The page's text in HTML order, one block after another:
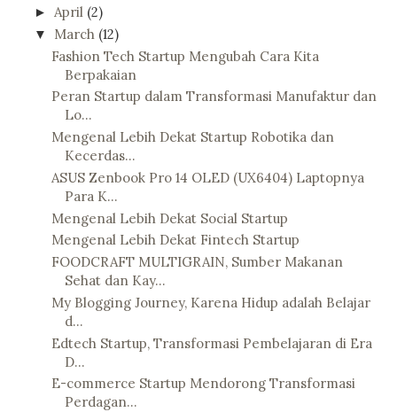
► April (2)
▼ March (12)
Fashion Tech Startup Mengubah Cara Kita
Berpakaian
Peran Startup dalam Transformasi Manufaktur dan
Lo...
Mengenal Lebih Dekat Startup Robotika dan
Kecerdas...
ASUS Zenbook Pro 14 OLED (UX6404) Laptopnya
Para K...
Mengenal Lebih Dekat Social Startup
Mengenal Lebih Dekat Fintech Startup
FOODCRAFT MULTIGRAIN, Sumber Makanan
Sehat dan Kay...
My Blogging Journey, Karena Hidup adalah Belajar
d...
Edtech Startup, Transformasi Pembelajaran di Era
D...
E-commerce Startup Mendorong Transformasi
Perdagan...